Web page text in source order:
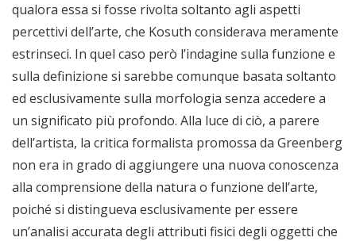
qualora essa si fosse rivolta soltanto agli aspetti
percettivi dell’arte, che Kosuth considerava meramente
estrinseci. In quel caso però l’indagine sulla funzione e
sulla definizione si sarebbe comunque basata soltanto
ed esclusivamente sulla morfologia senza accedere a
un significato più profondo. Alla luce di ciò, a parere
dell’artista, la critica formalista promossa da Greenberg
non era in grado di aggiungere una nuova conoscenza
alla comprensione della natura o funzione dell’arte,
poiché si distingueva esclusivamente per essere
un’analisi accurata degli attributi fisici degli oggetti che